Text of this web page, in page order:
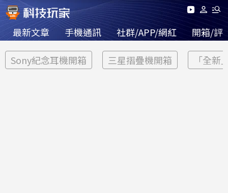
最新文章 手機通訊 社群/APP/網紅 開箱/評
Sony紀念耳機開箱 三星摺疊機開箱 「全新